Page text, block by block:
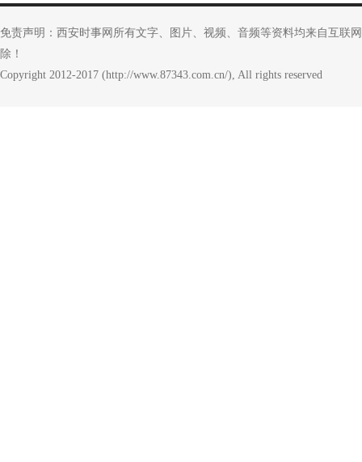
免责声明：西安时事网所有文字、图片、视频、音频等资料均来自互联
除！
Copyright 2012-2017 (http://www.87343.com.cn/), All rights reserved